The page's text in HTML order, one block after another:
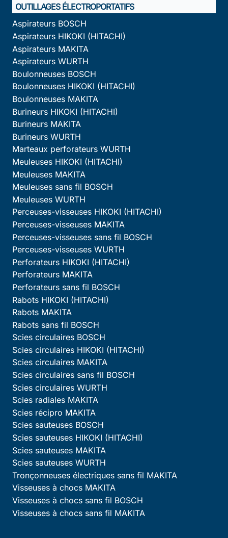
OUTILLAGES ÉLECTROPORTATIFS
Aspirateurs BOSCH
Aspirateurs HIKOKI (HITACHI)
Aspirateurs MAKITA
Aspirateurs WURTH
Boulonneuses BOSCH
Boulonneuses HIKOKI (HITACHI)
Boulonneuses MAKITA
Burineurs HIKOKI (HITACHI)
Burineurs MAKITA
Burineurs WURTH
Marteaux perforateurs WURTH
Meuleuses HIKOKI (HITACHI)
Meuleuses MAKITA
Meuleuses sans fil BOSCH
Meuleuses WURTH
Perceuses-visseuses HIKOKI (HITACHI)
Perceuses-visseuses MAKITA
Perceuses-visseuses sans fil BOSCH
Perceuses-visseuses WURTH
Perforateurs HIKOKI (HITACHI)
Perforateurs MAKITA
Perforateurs sans fil BOSCH
Rabots HIKOKI (HITACHI)
Rabots MAKITA
Rabots sans fil BOSCH
Scies circulaires BOSCH
Scies circulaires HIKOKI (HITACHI)
Scies circulaires MAKITA
Scies circulaires sans fil BOSCH
Scies circulaires WURTH
Scies radiales MAKITA
Scies récipro MAKITA
Scies sauteuses BOSCH
Scies sauteuses HIKOKI (HITACHI)
Scies sauteuses MAKITA
Scies sauteuses WURTH
Tronçonneuses électriques sans fil MAKITA
Visseuses à chocs MAKITA
Visseuses à chocs sans fil BOSCH
Visseuses à chocs sans fil MAKITA